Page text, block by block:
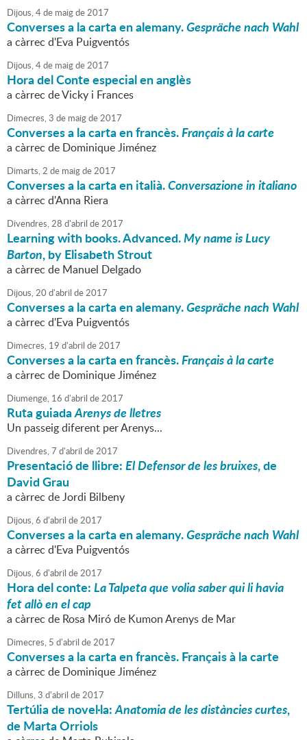
Dijous,4de maigde2017
Converses a la carta en alemany.Gespräche nach Wahl
a càrrec d'Eva Puigventós
Dijous,4de maigde2017
Hora del Conte especial en anglès
a càrrec de Vicky i Frances
Dimecres,3 de maigde2017
Converses a la carta en francès.Français à la carte
a càrrec de Dominique Jiménez
Dimarts,2 de maigde2017
Converses a la carta en italià.Conversazione in italiano
a càrrec d'Anna Riera
Divendres,28 d'abril de2017
Learning with books. Advanced.My name is Lucy
Barton, by Elisabeth Strout
a càrrec de Manuel Delgado
Dijous,20 d'abril de2017
Converses a la carta en alemany.Gespräche nach Wahl
a càrrec d'Eva Puigventós
Dimecres, 19 d'abril de2017
Converses a la carta en francès.Français à la carte
a càrrec de Dominique Jiménez
Diumenge, 16 d'abril de2017
Ruta guiadaArenys de lletres
Un passeig diferent per Arenys...
Divendres,7 d'abril de2017
Presentació de llibre:El Defensor de les bruixes, de
David Grau
a càrrec de Jordi Bilbeny
Dijous,6 d'abril de2017
Converses a la carta en alemany.Gespräche nach Wahl
a càrrec d'Eva Puigventós
Dijous,6 d'abril de2017
Hora del conte:La Talpeta que volia saber qui li havia
fet allò en el cap
a càrrec de Rosa Miró de Kumon Arenys de Mar
Dimecres, 5 d'abril de2017
Converses a la carta en francès. Français à la carte
a càrrec de Dominique Jiménez
Dilluns,3 d'abril de2017
Tertúlia de novel·la:Anatomia de les distàncies curtes,
de Marta Orriols